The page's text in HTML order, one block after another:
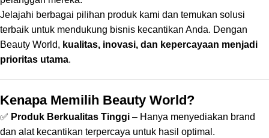
Jelajahi berbagai pilihan produk kami dan temukan solusi
terbaik untuk mendukung bisnis kecantikan Anda. Dengan
Beauty World, kualitas, inovasi, dan kepercayaan menjadi
prioritas utama.
Kenapa Memilih Beauty World?
✅ Produk Berkualitas Tinggi – Hanya menyediakan brand
dan alat kecantikan terpercaya untuk hasil optimal.